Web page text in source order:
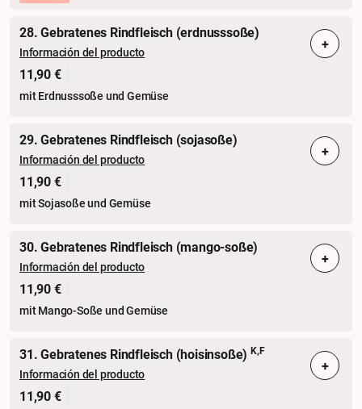
28. Gebratenes Rindfleisch (erdnusssoße)
Información del producto
11,90 €
mit Erdnusssoße und Gemüse
+
29. Gebratenes Rindfleisch (sojasoße)
Información del producto
11,90 €
mit Sojasoße und Gemüse
+
30. Gebratenes Rindfleisch (mango-soße)
Información del producto
11,90 €
mit Mango-Soße und Gemüse
+
31. Gebratenes Rindfleisch (hoisinsoße) K,F
Información del producto
11,90 €
+